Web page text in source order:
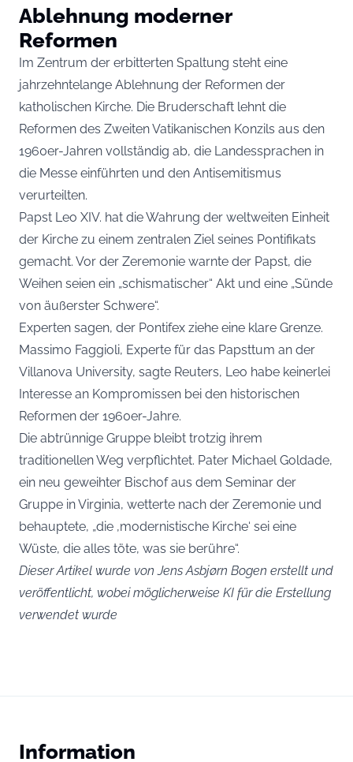
Ablehnung moderner
Reformen
Im Zentrum der erbitterten Spaltung steht eine
jahrzehntelange Ablehnung der Reformen der
katholischen Kirche. Die Bruderschaft lehnt die
Reformen des Zweiten Vatikanischen Konzils aus den
1960er-Jahren vollständig ab, die Landessprachen in
die Messe einführten und den Antisemitismus
verurteilten.
Papst Leo XIV. hat die Wahrung der weltweiten Einheit
der Kirche zu einem zentralen Ziel seines Pontifikats
gemacht. Vor der Zeremonie warnte der Papst, die
Weihen seien ein „schismatischer“ Akt und eine „Sünde
von äußerster Schwere“.
Experten sagen, der Pontifex ziehe eine klare Grenze.
Massimo Faggioli, Experte für das Papsttum an der
Villanova University, sagte Reuters, Leo habe keinerlei
Interesse an Kompromissen bei den historischen
Reformen der 1960er-Jahre.
Die abtrünnige Gruppe bleibt trotzig ihrem
traditionellen Weg verpflichtet. Pater Michael Goldade,
ein neu geweihter Bischof aus dem Seminar der
Gruppe in Virginia, wetterte nach der Zeremonie und
behauptete, „die ‚modernistische Kirche‘ sei eine
Wüste, die alles töte, was sie berühre“.
Dieser Artikel wurde von Jens Asbjørn Bogen erstellt und
veröffentlicht, wobei möglicherweise KI für die Erstellung
verwendet wurde
Information